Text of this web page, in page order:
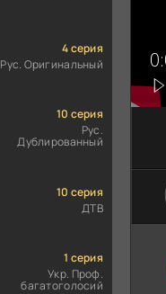
4 серия
Рус. Оригинальный
10 серия
Рус.
Дублированный
10 серия
ДТВ
1 серия
Укр. Проф.
багатоголосий